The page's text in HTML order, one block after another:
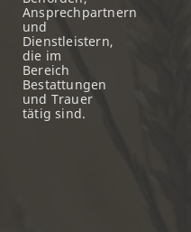
Ansprechpartnern
und
Dienstleistern,
die im
Bereich
Bestattungen
und Trauer
tätig sind.